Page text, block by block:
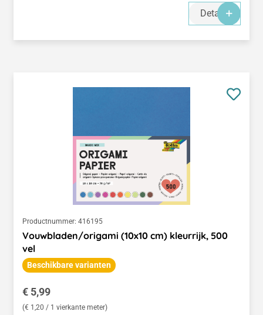
Details
Productnummer: 416195
Vouwbladen/origami (10x10 cm) kleurrijk, 500
vel
Beschikbare varianten
Normale prijs:
€ 5,99
(€ 1,20 / 1 vierkante meter)